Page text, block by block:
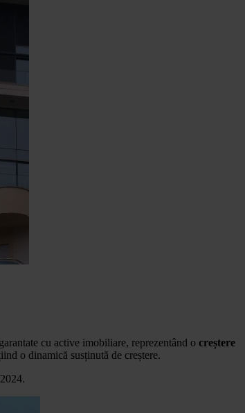
cu active imobiliare, reprezentând o creștere
o dinamică susținută de creștere.